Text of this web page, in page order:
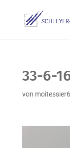
33-6-
von